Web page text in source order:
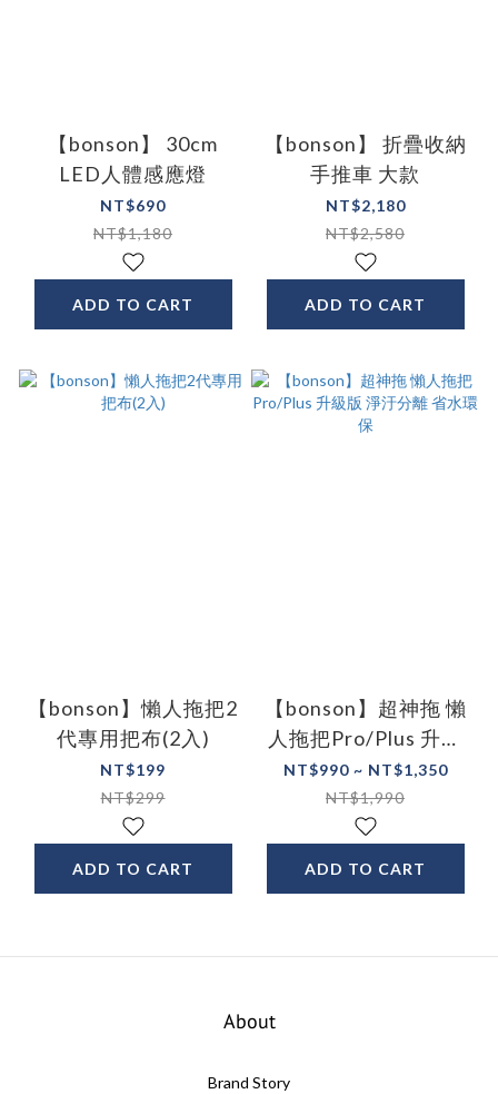
【bonson】 30cm
LED人體感應燈
NT$690
NT$1,180
ADD TO CART
【bonson】 折疊收納
手推車 大款
NT$2,180
NT$2,580
ADD TO CART
【bonson】懶人拖把2
代專用把布(2入)
NT$199
NT$299
ADD TO CART
【bonson】超神拖 懶
人拖把Pro/Plus 升級
版 淨汙分離 省水環保
NT$990 ~ NT$1,350
NT$1,990
ADD TO CART
About
Brand Story